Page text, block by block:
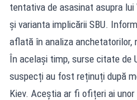
tentativa de asasinat asupra
și varianta implicării SBU.
aflată în analiza anchetatorilor,
În același timp, surse citate de
suspecți au fost reținuți după
Kiev. Aceștia ar fi ofițeri ai